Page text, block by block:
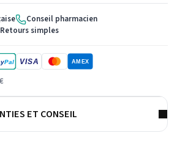
Conseil pharmacien
Retours simples
Pal VISA AMEX
ET CONSEIL